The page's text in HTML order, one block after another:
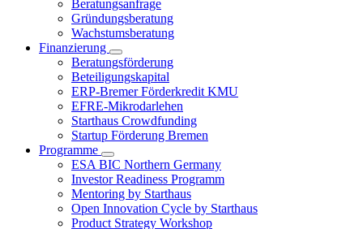
Beratungsanfrage
Gründungsberatung
Wachstumsberatung
Finanzierung
Beratungsförderung
Beteiligungskapital
ERP-Bremer Förderkredit KMU
EFRE-Mikrodarlehen
Starthaus Crowdfunding
Startup Förderung Bremen
Programme
ESA BIC Northern Germany
Investor Readiness Programm
Mentoring by Starthaus
Open Innovation Cycle by Starthaus
Product Strategy Workshop